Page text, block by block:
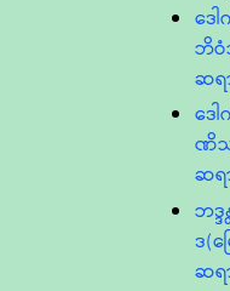
ဒေ
ဘိဝံ
ဆရ
ဒေ
ဏိ
ဆရ
ဘဒ္
ဒ(မ
ဆရ